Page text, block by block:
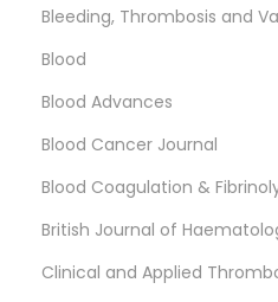
Bleeding, Thrombosis and
Blood
Blood Advances
Blood Cancer Journal
Blood Coagulation &
British Journal of
Clinical and Applied